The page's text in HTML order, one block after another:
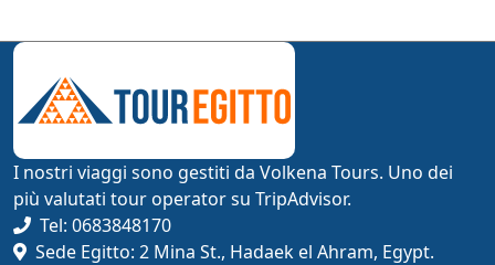
I nostri viaggi sono gestiti da Volkena Tours. Uno dei
più valutati tour operator su TripAdvisor.
Tel: 0683848170
Sede Egitto: 2 Mina St., Hadaek el Ahram, Egypt.